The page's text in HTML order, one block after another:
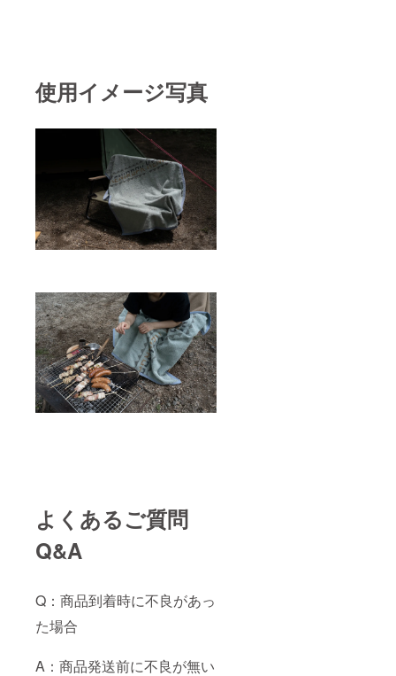
使用イメージ写真
よくあるご質問
Q&A
Q：商品到着時に不良があっ
た場合
A：商品発送前に不良が無い